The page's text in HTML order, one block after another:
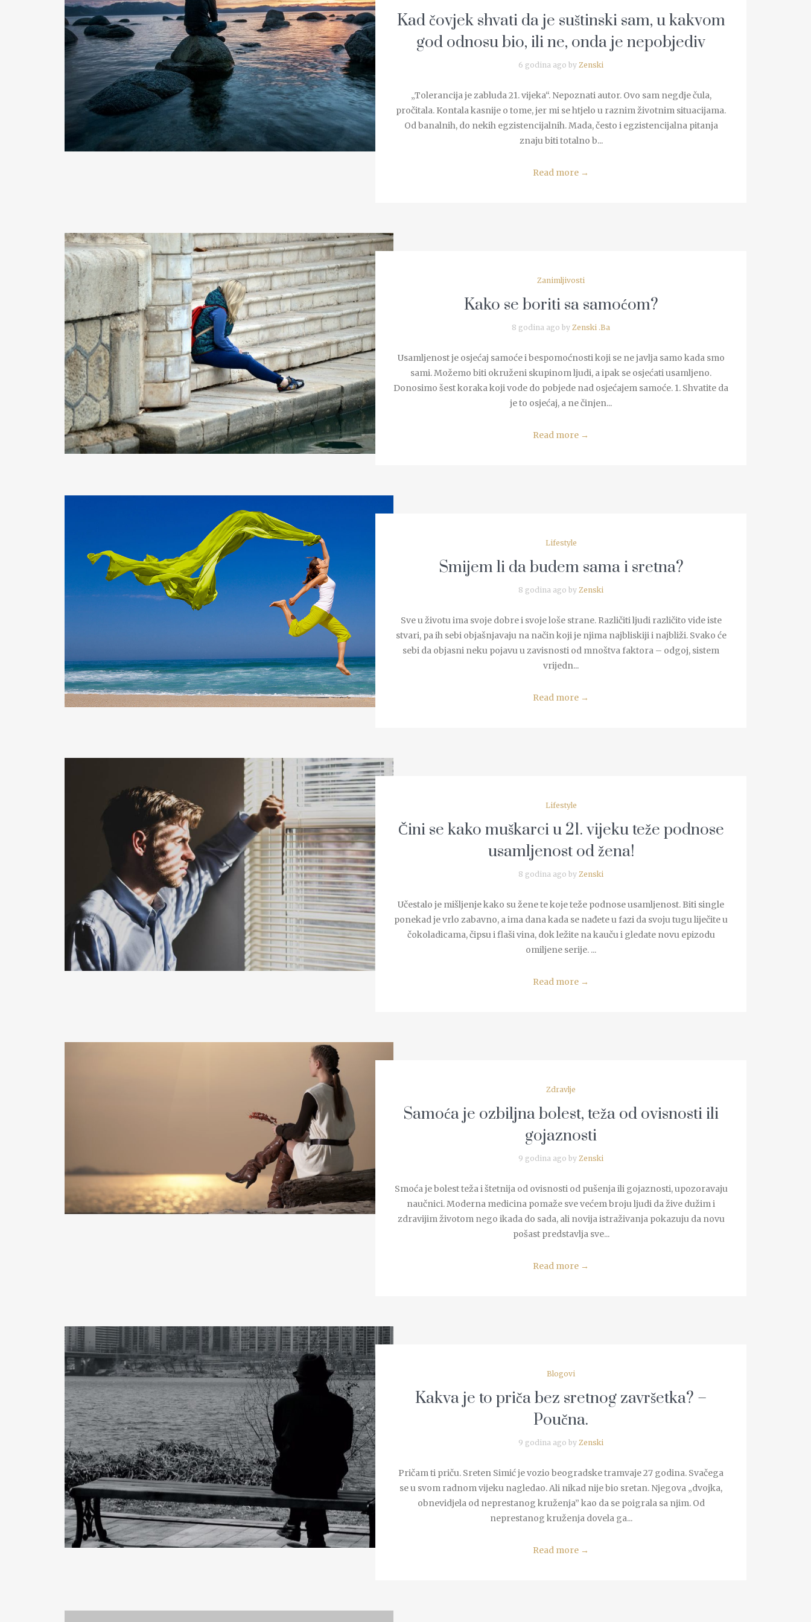
READ MORE
Kad čovjek shvati da je suštinski sam, u kakvom
god odnosu bio, ili ne, onda je nepobjediv
6 godina ago by Zenski
„Tolerancija je zabluda 21. vijeka“. Nepoznati autor. Ovo sam negdje čula,
pročitala. Kontala kasnije o tome, jer mi se htjelo u raznim životnim situacijama.
Od banalnih, do nekih egzistencijalnih. Mada, često i egzistencijalna pitanja
znaju biti totalno b...
Read more →
READ MORE
Zanimljivosti
Kako se boriti sa samoćom?
8 godina ago by Zenski .Ba
Usamljenost je osjećaj samoće i bespomoćnosti koji se ne javlja samo kada smo
sami. Možemo biti okruženi skupinom ljudi, a ipak se osjećati usamljeno.
Donosimo šest koraka koji vode do pobjede nad osjećajem samoće. 1. Shvatite da
je to osjećaj, a ne činjen...
Read more →
READ MORE
Lifestyle
Smijem li da budem sama i sretna?
8 godina ago by Zenski
Sve u životu ima svoje dobre i svoje loše strane. Različiti ljudi različito vide iste
stvari, pa ih sebi objašnjavaju na način koji je njima najbliskiji i najbliži. Svako će
sebi da objasni neku pojavu u zavisnosti od mnoštva faktora – odgoj, sistem
vrijedn...
Read more →
READ MORE
Lifestyle
Čini se kako muškarci u 21. vijeku teže podnose
usamljenost od žena!
8 godina ago by Zenski
Učestalo je mišljenje kako su žene te koje teže podnose usamljenost. Biti single
ponekad je vrlo zabavno, a ima dana kada se nađete u fazi da svoju tugu liječite u
čokoladicama, čipsu i flaši vina, dok ležite na kauču i gledate novu epizodu
omiljene serije. ...
Read more →
Zdravlje
Samoća je ozbiljna bolest, teža od ovisnosti ili
gojaznosti
9 godina ago by Zenski
Smoća je bolest teža i štetnija od ovisnosti od pušenja ili gojaznosti, upozoravaju
naučnici. Moderna medicina pomaže sve većem broju ljudi da žive dužim i
zdravijim životom nego ikada do sada, ali novija istraživanja pokazuju da novu
pošast predstavlja sve...
Read more →
READ MORE
Blogovi
Kakva je to priča bez sretnog završetka? –
Poučna.
9 godina ago by Zenski
Pričam ti priču. Sreten Simić je vozio beogradske tramvaje 27 godina. Svačega
se u svom radnom vijeku nagledao. Ali nikad nije bio sretan. Njegova „dvojka,
obnevidjela od neprestanog kruženja” kao da se poigrala sa njim. Od
neprestanog kruženja dovela ga...
Read more →